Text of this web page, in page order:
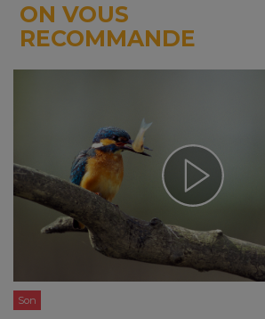
ON VOUS
RECOMMANDE
Son